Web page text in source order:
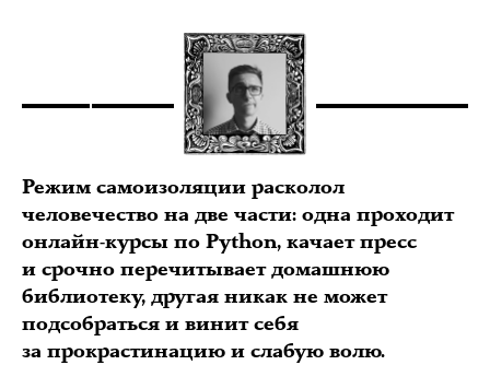
Режим самоизоляции расколол
человечество на две части: одна проходит
онлайн-курсы по Python, качает пресс
и срочно перечитывает домашнюю
библиотеку, другая никак не может
подсобраться и винит себя
за прокрастинацию и слабую волю.